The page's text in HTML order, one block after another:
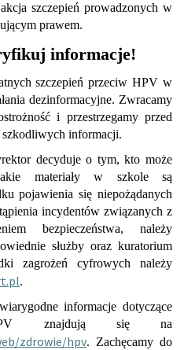
szczepień prowadzonych w
prawem.
informacje!
szczepień przeciw HPV w
dezinformacyjne. Zwracamy
i przestrzegamy przed
informacji.
decyduje o tym, kto może
materiały w szkole są
pojawienia się niepożądanych
incydentów związanych z
bezpieczeństwa, należy
służby oraz kuratorium
zagrożeń cyfrowych należy
.
informacje dotyczące
znajdują się na
zdrowie/hpv. Zachęcamy do